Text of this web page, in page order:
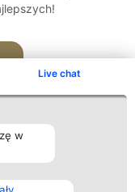
Live chat
w
Kontakt